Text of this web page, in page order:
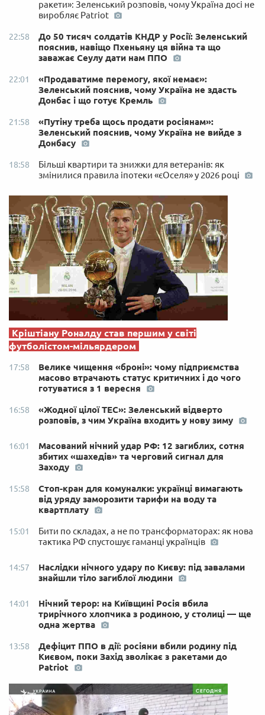
ракети»: Зеленський розповів, чому Україна досі не
виробляє Patriot
22:58
До 50 тисяч солдатів КНДР у Росії: Зеленський
пояснив, навіщо Пхеньяну ця війна та що
заважає Сеулу дати нам ППО
22:01
«Продаватиме перемогу, якої немає»:
Зеленський пояснив, чому Україна не здасть
Донбас і що готує Кремль
21:58
«Путіну треба щось продати росіянам»:
Зеленський пояснив, чому Україна не вийде з
Донбасу
18:58
Більші квартири та знижки для ветеранів: як
змінилися правила іпотеки «єОселя» у 2026 році
Кріштіану Роналду став першим у світі
футболістом-мільярдером
17:58
Велике чищення «броні»: чому підприємства
масово втрачають статус критичних і до чого
готуватися з 1 вересня
16:58
«Жодної цілої ТЕС»: Зеленський відверто
розповів, з чим Україна входить у нову зиму
16:01
Масований нічний удар РФ: 12 загиблих, сотня
збитих «шахедів» та черговий сигнал для
Заходу
15:58
Стоп-кран для комуналки: українці вимагають
від уряду заморозити тарифи на воду та
квартплату
15:01
Бити по складах, а не по трансформаторах: як нова
тактика РФ спустошує гаманці українців
14:57
Наслідки нічного удару по Києву: під завалами
знайшли тіло загиблої людини
14:01
Нічний терор: на Київщині Росія вбила
трирічного хлопчика з родиною, у столиці — ще
одна жертва
13:58
Дефіцит ППО в дії: росіяни вбили родину під
Києвом, поки Захід зволікає з ракетами до
Patriot